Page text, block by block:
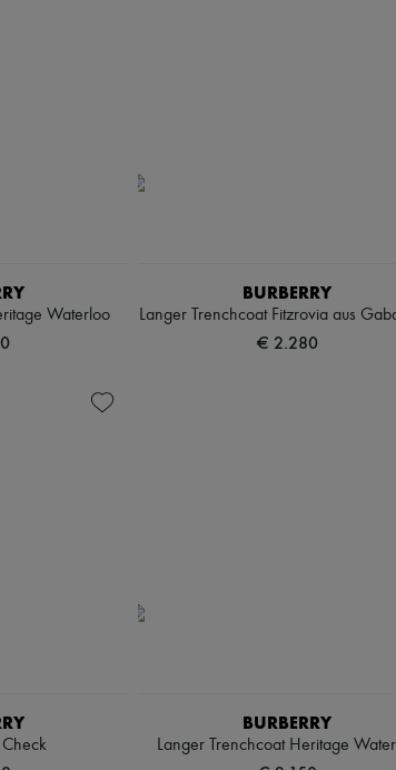
Waterloo
BURBERRY
Langer Trenchcoat Fitzrovia aus
€ 2.280
Check
BURBERRY
Langer Trenchcoat Heritage